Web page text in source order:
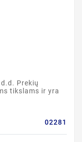
Prekių
tikslams ir yra
02281